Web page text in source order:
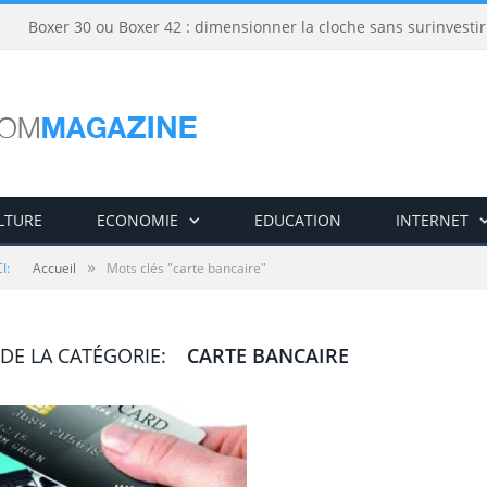
Boxer 30 ou Boxer 42 : dimensionner la cloche sans surinvestir
ECONOMIE EDUCATION INTERNET
Accueil » Mots clés "carte bancaire"
LA CATÉGORIE: CARTE BANCAIRE